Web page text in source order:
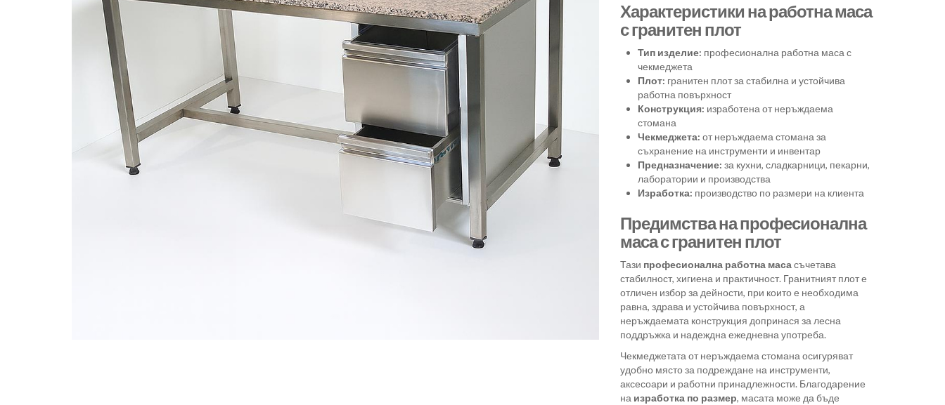
Характеристики на работна маса
с гранитен плот
Тип изделие: професионална работна маса с
чекмеджета
Плот: гранитен плот за стабилна и устойчива
работна повърхност
Конструкция: изработена от неръждаема
стомана
Чекмеджета: от неръждаема стомана за
съхранение на инструменти и инвентар
Предназначение: за кухни, сладкарници, пекарни,
лаборатории и производства
Изработка: производство по размери на клиента
Предимства на професионална
маса с гранитен плот
Тази професионална работна масасъчетава
стабилност, хигиена и практичност. Гранитният плот е
отличен избор за дейности, при които е необходима
равна, здрава и устойчива повърхност, а
неръждаемата конструкция допринася за лесна
поддръжка и надеждна ежедневна употреба.
Чекмеджетата от неръждаема стомана осигуряват
удобно място за подреждане на инструменти,
аксесоари и работни принадлежности. Благодарение
на изработка по размер, масата може да бъде